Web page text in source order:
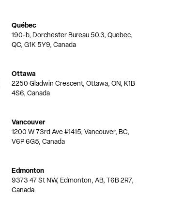
Québec
190-b, Dorchester Bureau 50.3, Quebec,
QC, G1K 5Y9, Canada
Ottawa
2250 Gladwin Crescent, Ottawa, ON, K1B
4S6, Canada
Vancouver
1200 W 73rd Ave #1415, Vancouver, BC,
V6P 6G5, Canada
Edmonton
9373 47 St NW, Edmonton, AB, T6B 2R7,
Canada